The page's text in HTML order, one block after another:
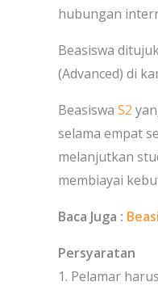
hubungan
Beasiswa
(Advanced) di
Beasiswa S2
selama empat
melanjutkan
membiayai
Baca Juga :
Persyaratan
1. Pelamar